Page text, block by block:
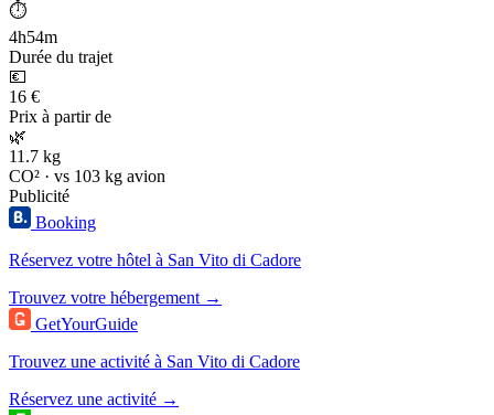
⏱️
4h54m
Durée du trajet
💶
16 €
Prix à partir de
🌿
11.7 kg
CO² · vs 103 kg avion
Publicité
Booking
Réservez votre hôtel à San Vito di Cadore
Trouvez votre hébergement →
GetYourGuide
Trouvez une activité à San Vito di Cadore
Réservez une activité →